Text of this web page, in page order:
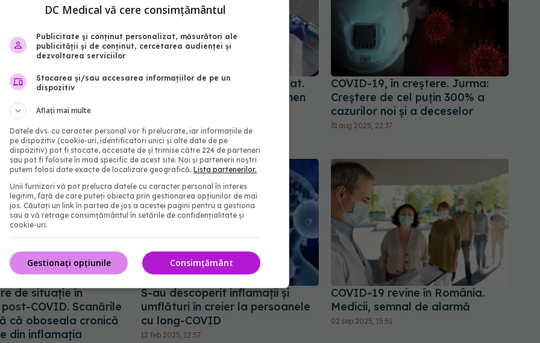
19 în România.
care dau peste
specialiștilor
Long-COVID, subdiagnosticat.
Simptomele infecției pe termen
18 aug 2024, 13:32
COVID-19, în creștere. Jurma:
Creștere de cel puțin 300% a
cazurilor noi și a deceselor
31 aug 2025, 22:37
de situație în
COVID. Scanările
că oboseala cronică
din inflamația
S-au descoperit inflamaţii și
umflături în creier la persoanele
cu long-COVID
12 feb 2025, 12:57
COVID-19 revine în România.
Medicii, semnal de alarmă
02 sep 2025, 15:51
DC Medical vă cere consimțământul
Publicitate și conținut personalizat, măsurători ale
publicității și de conținut, cercetarea audienței și
dezvoltarea serviciilor
Stocarea și/sau accesarea informațiilor de pe un
dispozitiv
Aflați mai multe
Datele dvs. cu caracter personal vor fi prelucrate, iar informațiile de
pe dispozitiv (cookie-uri, identificatori unici și alte date de pe
dispozitiv) pot fi stocate, accesate de și trimise către 224 de parteneri
sau pot fi folosite în mod specific de acest site. Noi și partenerii noștri
putem folosi date exacte de localizare geografică. Lista partenerilor.
Unii furnizori vă pot prelucra datele cu caracter personal în interes
legitim, față de care puteți obiecta prin gestionarea opțiunilor de mai
jos. Căutați un link în partea de jos a acestei pagini pentru a gestiona
sau a vă retrage consimțământul în setările de confidențialitate și
cookie-uri.
Consimțământ
Gestionați opțiunile